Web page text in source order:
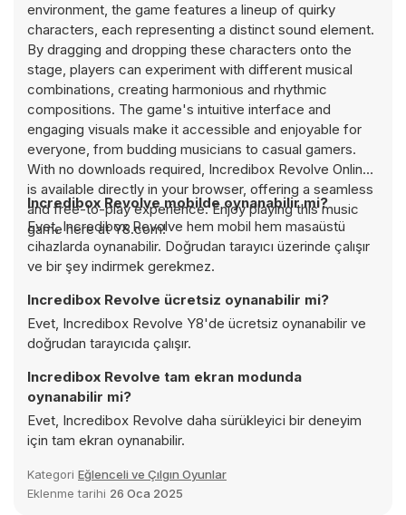
environment, the game features a lineup of quirky
characters, each representing a distinct sound element.
By dragging and dropping these characters onto the
stage, players can experiment with different musical
combinations, creating harmonious and rhythmic
compositions. The game's intuitive interface and
engaging visuals make it accessible and enjoyable for
everyone, from budding musicians to casual gamers.
With no downloads required, Incredibox Revolve Online
is available directly in your browser, offering a seamless
and free-to-play experience. Enjoy playing this music
game here at Y8.com!
Incredibox Revolve mobilde oynanabilir mi?
Evet, Incredibox Revolve hem mobil hem masaüstü
cihazlarda oynanabilir. Doğrudan tarayıcı üzerinde çalışır
ve bir şey indirmek gerekmez.
Incredibox Revolve ücretsiz oynanabilir mi?
Evet, Incredibox Revolve Y8'de ücretsiz oynanabilir ve
doğrudan tarayıcıda çalışır.
Incredibox Revolve tam ekran modunda
oynanabilir mi?
Evet, Incredibox Revolve daha sürükleyici bir deneyim
için tam ekran oynanabilir.
Kategori Eğlenceli ve Çılgın Oyunlar
Eklenme tarihi 26 Oca 2025